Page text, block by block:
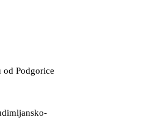
od Podgorice